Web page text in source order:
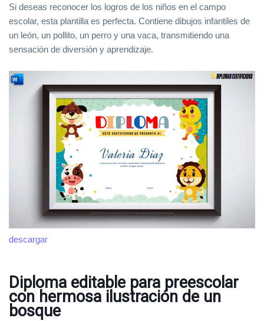
Si deseas reconocer los logros de los niños en el campo
escolar, esta plantilla es perfecta. Contiene dibujos infantiles de
un león, un pollito, un perro y una vaca, transmitiendo una
sensación de diversión y aprendizaje.
descargar
Diploma editable para preescolar
con hermosa ilustración de un
bosque